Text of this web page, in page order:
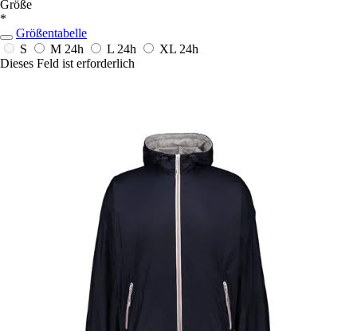
Größe
*
Größentabelle
S
M 24h L 24h XL 24h
Dieses Feld ist erforderlich